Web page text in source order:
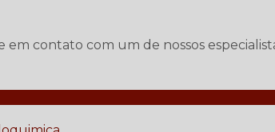
em contato com um de nossos